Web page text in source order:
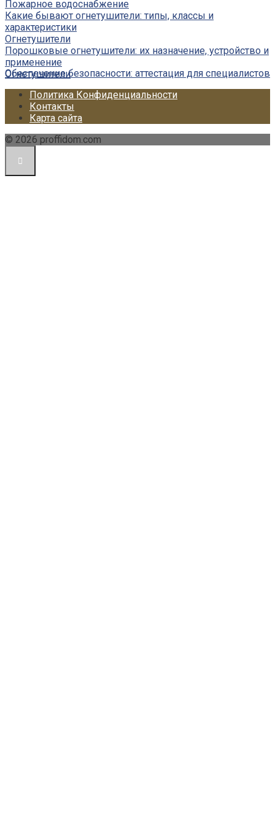
Пожарное водоснабжение
Какие бывают огнетушители: типы, классы и
характеристики
Огнетушители
Порошковые огнетушители: их назначение, устройство и
применение
Огнетушители
Обеспечение безопасности: аттестация для специалистов
Политика Конфиденциальности
Контакты
Карта сайта
© 2026 proffidom.com